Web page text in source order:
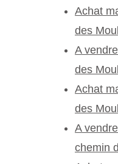
Achat
des
A
des
Achat
des
A
chemin